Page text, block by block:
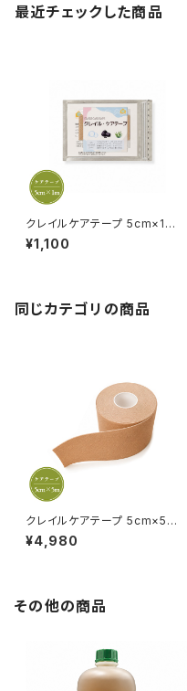
最近チェックした商品
クレイルケアテープ 5cm×1ｍ
健康テープ お試しに最適 送料
無料
¥1,100
同じカテゴリの商品
クレイルケアテープ 5cm×5ｍ
健康テープ 送料無料
¥4,980
その他の商品